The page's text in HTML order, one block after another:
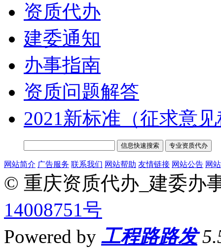
资质代办
建委通知
办事指南
资质问题解答
2021新标准（征求意
网站简介 广告服务 联系我们 网站帮助 友情链接 网站公告 网
© 重庆资质代办_建委办
14008751号
Powered by 工程路路发